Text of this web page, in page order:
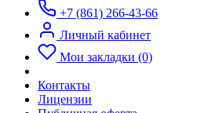
+7 (861) 266-43-66
Личный кабинет
Мои закладки (0)
Контакты
Лицензии